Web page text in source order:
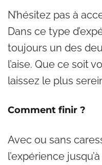
N’hésitez pas à
Dans ce type
toujours un des
l’aise. Que ce soit
laissez le plus
Comment finir ?
Avec ou sans
l’expérience